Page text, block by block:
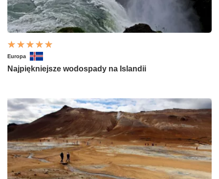
Europa
Najpiękniejsze wodospady na Islandii